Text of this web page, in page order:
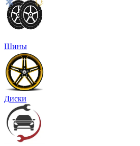
Шины
Диски